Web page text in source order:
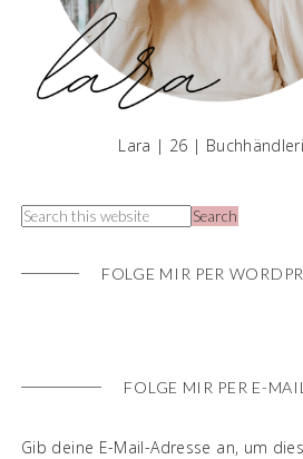
Lara | 26 |
FOLGE MIR PER
FOLGE MIR PER E-MAIL
Gib deine E-Mail-Adresse an, um